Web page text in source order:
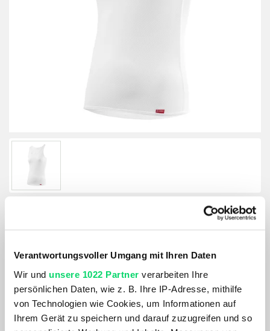
Verantwortungsvoller Umgang mit Ihren Daten
Wir und unsere 1022 Partner verarbeiten Ihre
persönlichen Daten, wie z. B. Ihre IP-Adresse, mithilfe
von Technologien wie Cookies, um Informationen auf
Ihrem Gerät zu speichern und darauf zuzugreifen und so
GRÖSSE VARIANTE WÄHLEN